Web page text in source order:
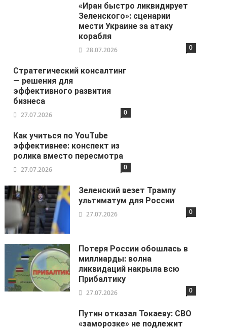
«Иран быстро ликвидирует
Зеленского»: сценарии
мести Украине за атаку
корабля
28.07.2026 0
Стратегический консалтинг
— решения для
эффективного развития
бизнеса
27.07.2026 0
Как учиться по YouTube
эффективнее: конспект из
ролика вместо пересмотра
27.07.2026 0
Зеленский везет Трампу
ультиматум для России
27.07.2026 0
Потеря России обошлась в
миллиарды: волна
ликвидаций накрыла всю
Прибалтику
27.07.2026 0
Путин отказал Токаеву: СВО
«заморозке» не подлежит